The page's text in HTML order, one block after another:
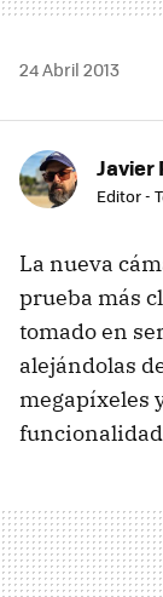
24 Abril 2013
Javier
Editor -
La nueva
prueba más
tomado en
alejándolas
megapíxeles